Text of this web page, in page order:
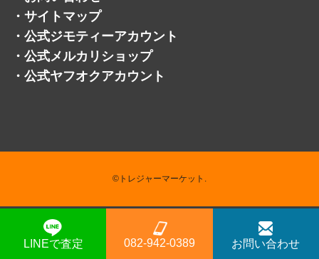
©トレジャーマーケット.
LINEで査定 082-942-0389 お問い合わせ